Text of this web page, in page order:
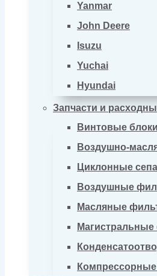
Yanmar
John Deere
Isuzu
Yuchai
Hyundai
Запчасти и
Винтовые блоки
Воздушно-
Циклонные
Воздушные
Масляные